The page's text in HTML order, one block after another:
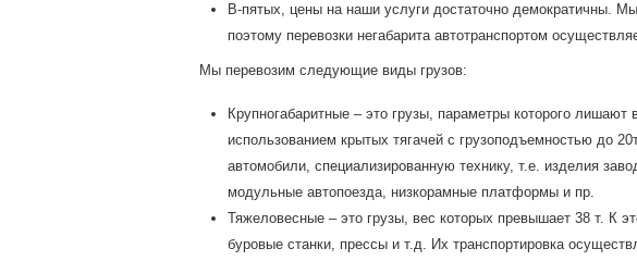
В-пятых, цены на наши услуги достаточно демократичны.
поэтому перевозки негабарита автотранспортом
Мы перевозим следующие виды грузов:
Крупногабаритные – это грузы, параметры которого
использованием крытых тягачей с грузоподъемностью до
автомобили, специализированную технику, т.е. изделия
модульные автопоезда, низкорамные платформы и пр.
Тяжеловесные – это грузы, вес которых превышает 38 т. К
буровые станки, прессы и т.д. Их транспортировка